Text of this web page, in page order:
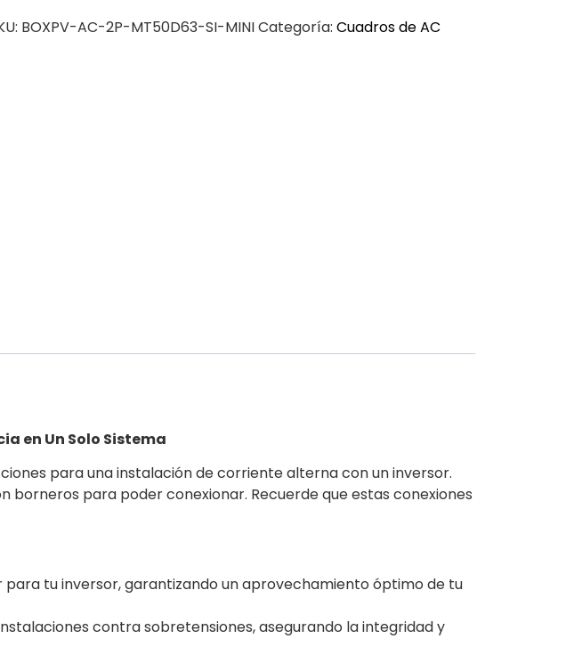
BOXPV-AC-2P-MT50D63-SI-MINICategoría: Cuadros de AC
en Un Solo Sistema
para una instalación de corriente alterna con un inversor.
para poder conexionar. Recuerde que estas conexiones
tu inversor, garantizando un aprovechamiento óptimo de tu
contra sobretensiones,asegurando la integridad y